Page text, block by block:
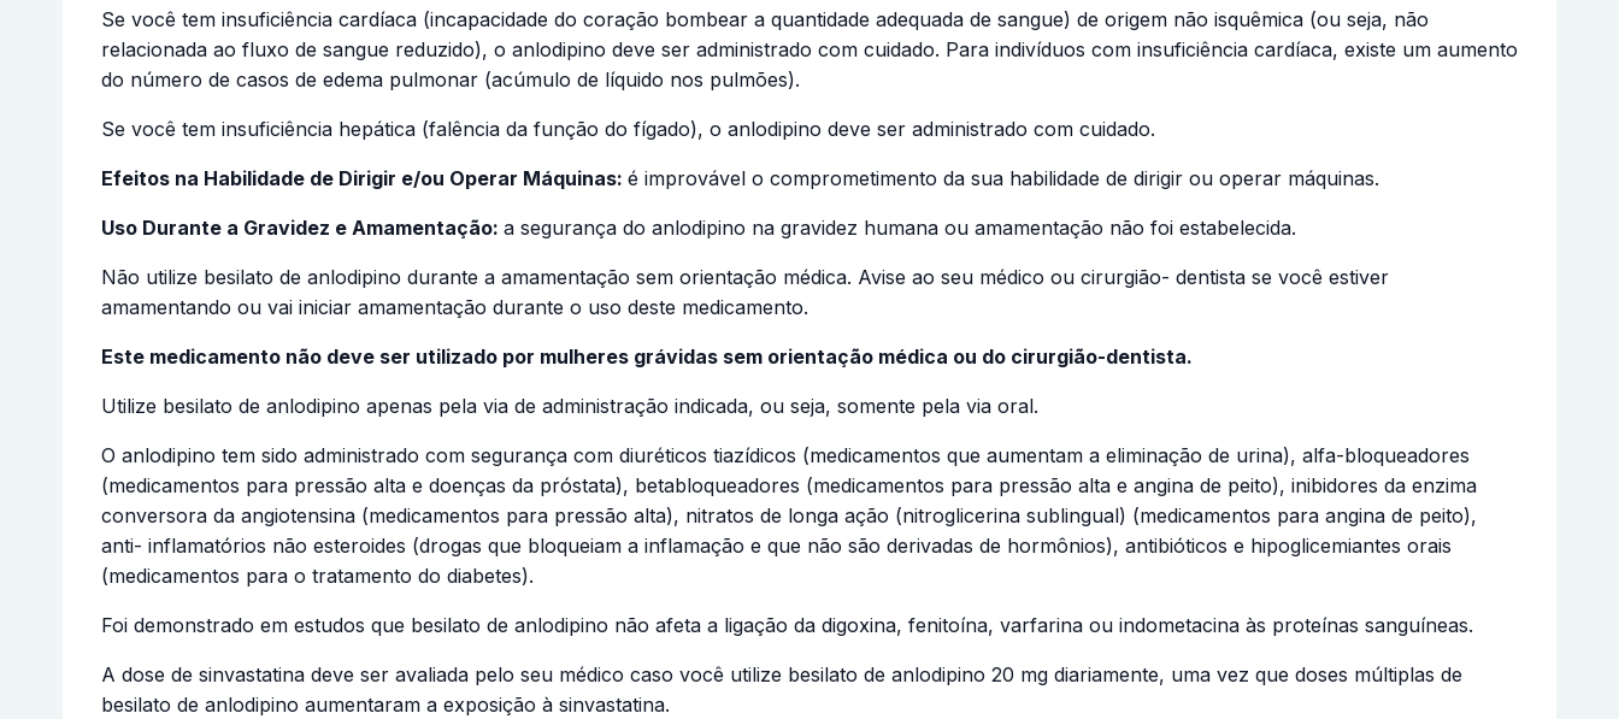
Se você tem insuficiência cardíaca (incapacidade do coração bombear a quantidade adequada de sangue) de origem não isquêmica (ou seja, não
relacionada ao fluxo de sangue reduzido), o anlodipino deve ser administrado com cuidado. Para indivíduos com insuficiência cardíaca, existe um aumento
do número de casos de edema pulmonar (acúmulo de líquido nos pulmões).
Se você tem insuficiência hepática (falência da função do fígado), o anlodipino deve ser administrado com cuidado.
Efeitos na Habilidade de Dirigir e/ou Operar Máquinas: é improvável o comprometimento da sua habilidade de dirigir ou operar máquinas.
Uso Durante a Gravidez e Amamentação: a segurança do anlodipino na gravidez humana ou amamentação não foi estabelecida.
Não utilize besilato de anlodipino durante a amamentação sem orientação médica. Avise ao seu médico ou cirurgião- dentista se você estiver
amamentando ou vai iniciar amamentação durante o uso deste medicamento.
Este medicamento não deve ser utilizado por mulheres grávidas sem orientação médica ou do cirurgião-dentista.
Utilize besilato de anlodipino apenas pela via de administração indicada, ou seja, somente pela via oral.
O anlodipino tem sido administrado com segurança com diuréticos tiazídicos (medicamentos que aumentam a eliminação de urina), alfa-bloqueadores
(medicamentos para pressão alta e doenças da próstata), betabloqueadores (medicamentos para pressão alta e angina de peito), inibidores da enzima
conversora da angiotensina (medicamentos para pressão alta), nitratos de longa ação (nitroglicerina sublingual) (medicamentos para angina de peito),
anti- inflamatórios não esteroides (drogas que bloqueiam a inflamação e que não são derivadas de hormônios), antibióticos e hipoglicemiantes orais
(medicamentos para o tratamento do diabetes).
Foi demonstrado em estudos que besilato de anlodipino não afeta a ligação da digoxina, fenitoína, varfarina ou indometacina às proteínas sanguíneas.
A dose de sinvastatina deve ser avaliada pelo seu médico caso você utilize besilato de anlodipino 20 mg diariamente, uma vez que doses múltiplas de
besilato de anlodipino aumentaram a exposição à sinvastatina.